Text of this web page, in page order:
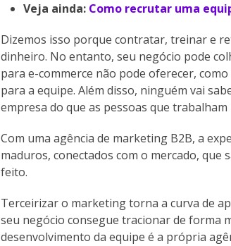
Veja ainda: Como recrutar uma
Dizemos isso porque contratar, treinar e
dinheiro. No entanto, seu negócio pode
para e-commerce não pode oferecer,
para a equipe. Além disso, ninguém vai
empresa do que as pessoas que
Com uma agência de marketing B2B, a
maduros, conectados com o mercado, que
feito.
Terceirizar o marketing torna a curva de
seu negócio consegue tracionar de forma
desenvolvimento da equipe é a própria